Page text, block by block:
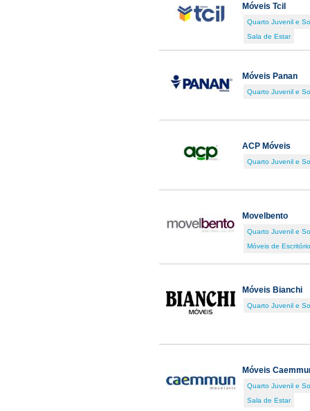
Móveis Tcil
Quarto Juvenil e
Sala de Estar
Móveis Panan
Quarto Juvenil e
ACP Móveis
Quarto Juvenil e
Movelbento
Quarto Juvenil e
Móveis de Escritório
Móveis Bianchi
Quarto Juvenil e
Móveis
Quarto Juvenil e
Sala de Estar